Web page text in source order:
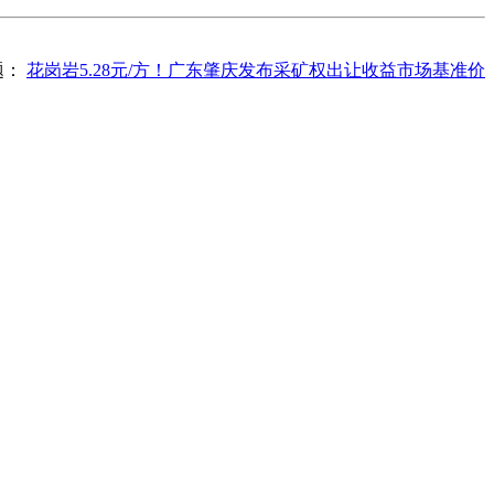
花岗岩5.28元/方！广东肇庆发布采矿权出让收益市场基准价